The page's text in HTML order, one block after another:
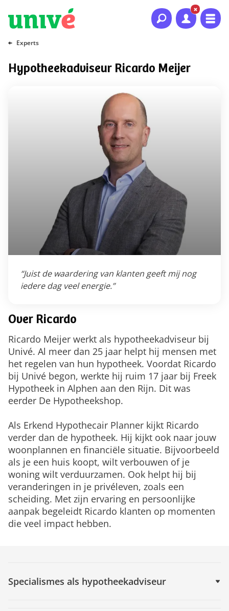
Naar hoofdinhoud
Naar hoofdnavigatie
Naar footer
Experts
Hypotheekadviseur Ricardo Meijer
“Juist de waardering van klanten geeft mij nog
iedere dag veel energie.”
Over Ricardo
Ricardo Meijer werkt als hypotheekadviseur bij
Univé. Al meer dan 25 jaar helpt hij mensen met
het regelen van hun hypotheek. Voordat Ricardo
bij Univé begon, werkte hij ruim 17 jaar bij Freek
Hypotheek in Alphen aan den Rijn. Dit was
eerder De Hypotheekshop.
Als Erkend Hypothecair Planner kijkt Ricardo
verder dan de hypotheek. Hij kijkt ook naar jouw
woonplannen en financiële situatie. Bijvoorbeeld
als je een huis koopt, wilt verbouwen of je
woning wilt verduurzamen. Ook helpt hij bij
veranderingen in je privéleven, zoals een
scheiding. Met zijn ervaring en persoonlijke
aanpak begeleidt Ricardo klanten op momenten
die veel impact hebben.
Specialismes als hypotheekadviseur